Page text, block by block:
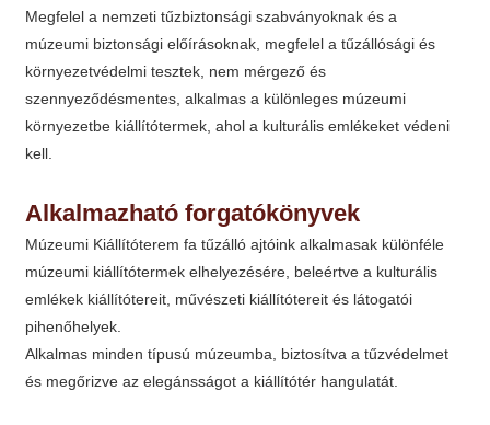
Megfelel a nemzeti tűzbiztonsági szabványoknak és a
múzeumi biztonsági előírásoknak, megfelel a tűzállósági és
környezetvédelmi tesztek, nem mérgező és
szennyeződésmentes, alkalmas a különleges múzeumi
környezetbe kiállítótermek, ahol a kulturális emlékeket védeni
kell.
Alkalmazható forgatókönyvek
Múzeumi Kiállítóterem fa tűzálló ajtóink alkalmasak különféle
múzeumi kiállítótermek elhelyezésére, beleértve a kulturális
emlékek kiállítótereit, művészeti kiállítótereit és látogatói
pihenőhelyek.
Alkalmas minden típusú múzeumba, biztosítva a tűzvédelmet
és megőrizve az elegánsságot a kiállítótér hangulatát.